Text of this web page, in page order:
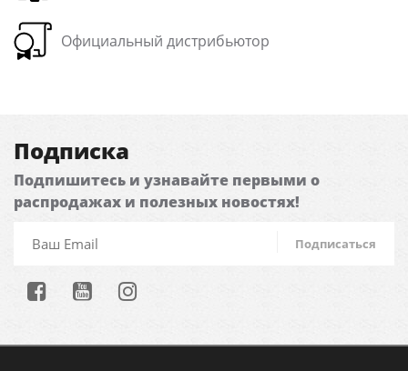
Официальный дистрибьютор
Подписка
Подпишитесь и узнавайте первыми о
распродажах и полезных новостях!
Подписаться